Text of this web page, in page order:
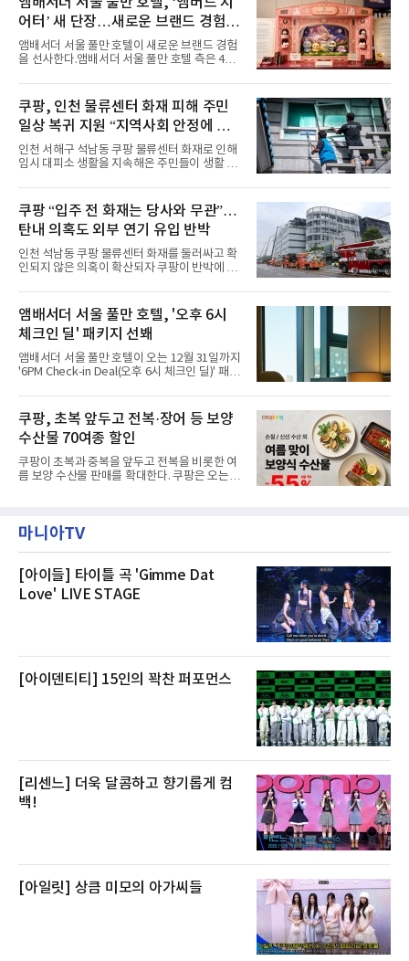
특히 화사한 파스텔 톤의 비치웨어부터 청량한
마린룩, 햇살 아래 반짝이는 물결을 연상시키는
스커트, 강렬한 붉은 계열의 스타일링까지 각기
다른 매력을 선보였다. 브브걸은 다채로운 여름
패션을 완벽하게 소화하며 보
어터’ 새 단장…새로운 브랜드 경험 선
사
앰배서더 서울 풀만 호텔이 새로운 브랜드 경험
을 선사한다.앰배서더 서울 풀만 호텔 측은 4일
이야기를 담은 인형 극장 콘셉트의 공간 ‘앰버드
시어터(Ambird Theater)’를 새롭게 선보인
다”고 밝혔다.앰배서더 서울 풀만 호텔은 로비
한편에 마련된 앰버드 존을 통해 앰버드의 세계
관을 소개해왔다. 앰버드 존은 앰버드가 우주여
행 중 수집한 다양한 굿즈를 전시한 '앰버드 플래
닛(Ambird Planet)과 계절별 플라워 연출로 사
라 극장을 모티브로 한 데코레이션으로 구성됐
다. 무대 공간 및 티켓 박스
쿠팡, 인천 물류센터 화재 피해 주민
일상 복귀 지원 “지역사회 안정에 총
력”
인천 서해구 석남동 쿠팡 물류센터 화재로 인해
임시 대피소 생활을 지속해온 주민들이 생활 터
필먼트서비스(CFS)가 지난 28일부터 화재 피해
주민을 대상으로 전문 출장 청소서비스 지원에
나섬으로써 본격적인 지역사회 복구 작업이 시
작된 것이다.대피소 주민 중심 청소 접수, 첫날
부터 2가구 지원 완료CFS는 신현초등학교, 신
현북초등학교, 신현여자중학교 등 인천 서해구
관내 임시 대피소 3곳에서 체류해온 화재 피해
민들의 호응 속에 CFS는 즉시 행동에 나섰다. 지
난 28일 오후 전문 청소업체와
쿠팡 “입주 전 화재는 당사와 무관”…
탄내 의혹도 외부 연기 유입 반박
인천 석남동 쿠팡 물류센터 화재를 둘러싸고 확
인되지 않은 의혹이 확산되자 쿠팡이 반박에 나
에 대해서는 외부 화재 연기 유입이라고 설명했
고, 2023년 같은 물류센터에서 발생한 화재에
대해서도 쿠팡 입주 전 공사 과정에서 벌어진 일
이라며 선을 그었다.쿠팡은 21일 인천 물류센터
내부에서 불이 타는 냄새가 났다는 의혹과 관련
해 “사실무근”이라는 입장을 밝혔다.회사 측은
“인근에서 지난 15일 다른 회사에서 발생한 대
것으로 확인됐다”고 설명했다.이어 “정확한 화
재 원인은 추후 조사될
앰배서더 서울 풀만 호텔, '오후 6시
체크인 딜' 패키지 선봬
앰배서더 서울 풀만 호텔이 오는 12월 31일까지
'6PM Check-in Deal(오후 6시 체크인 딜)' 패키
으로 여유로운 저녁 시간부터 호텔 스테이를 시
작할 수 있도록 준비됐다.앰배서더 서울 풀만 호
텔 측은 “퇴근 후 또는 주말 도심 속에서 짧지만
온전한 휴식을 원하는 고객들에게 특별한 경험
을 제공한다”고 밝혔다.패키지는 디럭스와 이그
제큐티브 두 가지 타입으로 구성된다. 디럭스 패
키지는 객실 1박(룸 온리)으로 심플한 호캉스를
스 센터 사우나 2인 이용 혜택이 포함된다.특히
클럽 앰배서더 라운지
쿠팡, 초복 앞두고 전복·장어 등 보양
수산물 70여종 할인
쿠팡이 초복과 중복을 앞두고 전복을 비롯한 여
름 보양 수산물 판매를 확대한다. 쿠팡은 오는
우 등이 포함됐다. 쿠팡은 올해 큰 크기의 전복
생산량이 늘어난 점을 반영해 주요 산지 상품을
전복은 산지에서 채취한 뒤 전국으로 직송되는
방식으로 운영된다. 신선도가 중요한 상품인 만
큼 이르면 다음 날 오전 배송이 가능하도록 물류
마니아TV
[아이들] 타이틀 곡 'Gimme Dat
Love' LIVE STAGE
[아이덴티티] 15인의 꽉찬 퍼포먼스
[리센느] 더욱 달콤하고 향기롭게 컴
백!
[아일릿] 상큼 미모의 아가씨들